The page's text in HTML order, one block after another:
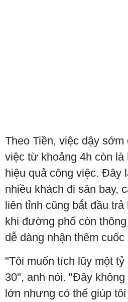
Theo Tiền, việc dậy sớm
việc từ khoảng 4h còn
hiệu quả công việc. Đây
nhiều khách đi sân bay,
liên tỉnh cũng bắt đầu
khi đường phố còn
dễ dàng nhận thêm cuốc
"Tôi muốn tích lũy một
30", anh nói. "Đây
lớn nhưng có thể giúp